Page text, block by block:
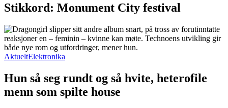
Stikkord: Monument City festival
AktueltElektronika
Hun så seg rundt og så hvite, heterofile
menn som spilte house